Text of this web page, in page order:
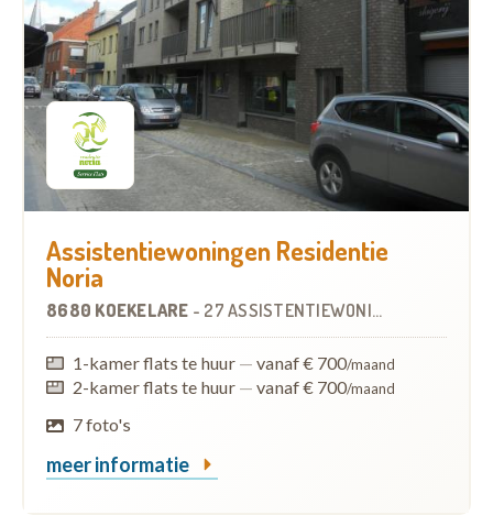
Assistentiewoningen Residentie
Noria
8680 KOEKELARE - 27 ASSISTENTIEWONINGEN
1-kamer flats te huur — vanaf € 700/maand
2-kamer flats te huur — vanaf € 700/maand
7 foto's
meer informatie